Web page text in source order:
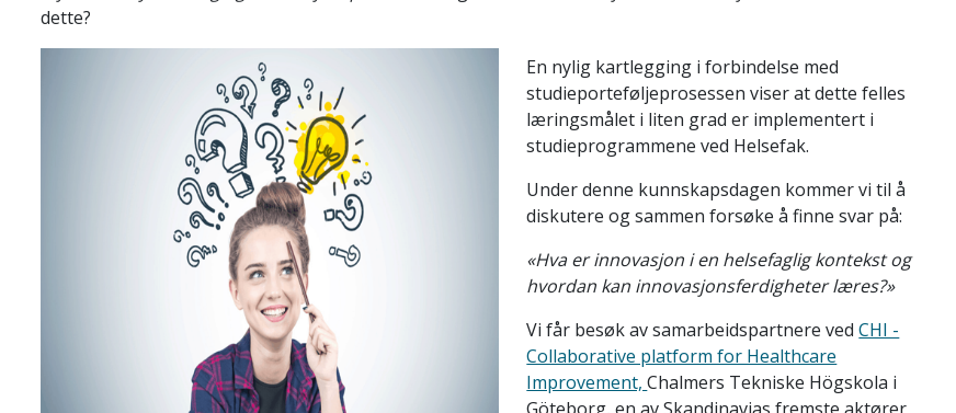
dette?
En nylig kartlegging i forbindelse med
studieporteføljeprosessen viser at dette felles
læringsmålet i liten grad er implementert i
studieprogrammene ved Helsefak.
Under denne kunnskapsdagen kommer vi til å
diskutere og sammen forsøke å finne svar på:
«Hva er innovasjon i en helsefaglig kontekst og
hvordan kan innovasjonsferdigheter læres?»
Vi får besøk av samarbeidspartnere vedCHI -
Collaborative platform for Healthcare
Improvement,Chalmers Tekniske Högskola i